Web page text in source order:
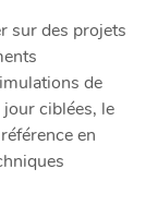
sur des projets
de
ciblées, le
en